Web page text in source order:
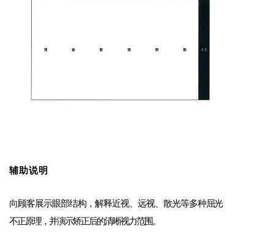
辅助说明
向顾客展示眼部结构，解释近视、远视、散光等多种屈光
不正原理，并演示矫正后的清晰视力范围。